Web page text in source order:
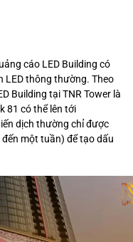
cáo LED Building có
LED thông thường. Theo
Building tại TNR Tower là
81 có thể lên tới
dịch thường chỉ được
một tuần) để tạo dấu